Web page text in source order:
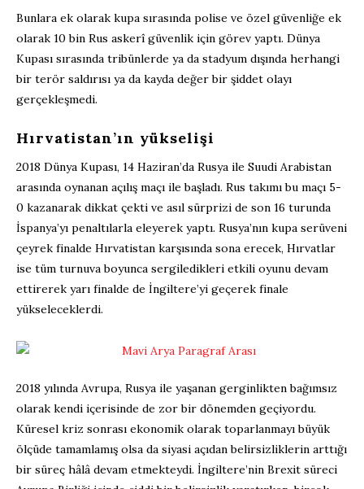
Bunlara ek olarak kupa sırasında polise ve özel güvenliğe ek
olarak 10 bin Rus askerî güvenlik için görev yaptı. Dünya
Kupası sırasında tribünlerde ya da stadyum dışında herhangi
bir terör saldırısı ya da kayda değer bir şiddet olayı
gerçekleşmedi.
Hırvatistan’ın yükselişi
2018 Dünya Kupası, 14 Haziran’da Rusya ile Suudi Arabistan
arasında oynanan açılış maçı ile başladı. Rus takımı bu maçı 5-
0 kazanarak dikkat çekti ve asıl sürprizi de son 16 turunda
İspanya’yı penaltılarla eleyerek yaptı. Rusya’nın kupa serüveni
çeyrek finalde Hırvatistan karşısında sona erecek, Hırvatlar
ise tüm turnuva boyunca sergiledikleri etkili oyunu devam
ettirerek yarı finalde de İngiltere’yi geçerek finale
yükseleceklerdi.
2018 yılında Avrupa, Rusya ile yaşanan gerginlikten bağımsız
olarak kendi içerisinde de zor bir dönemden geçiyordu.
Küresel kriz sonrası ekonomik olarak toparlanmayı büyük
ölçüde tamamlamış olsa da siyasi açıdan belirsizliklerin arttığı
bir süreç hâlâ devam etmekteydi. İngiltere’nin Brexit süreci